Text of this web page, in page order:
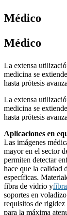
Médico
Médico
La extensa
medicina se
hasta prótesis
La extensa
medicina se
hasta prótesis
Aplicaciones en
Las imágenes
mayor en el sector
permiten detectar
hace que la calidad
específicas.
fibra de vidrio y
soportes en
requisitos de rigidez
para la máxima